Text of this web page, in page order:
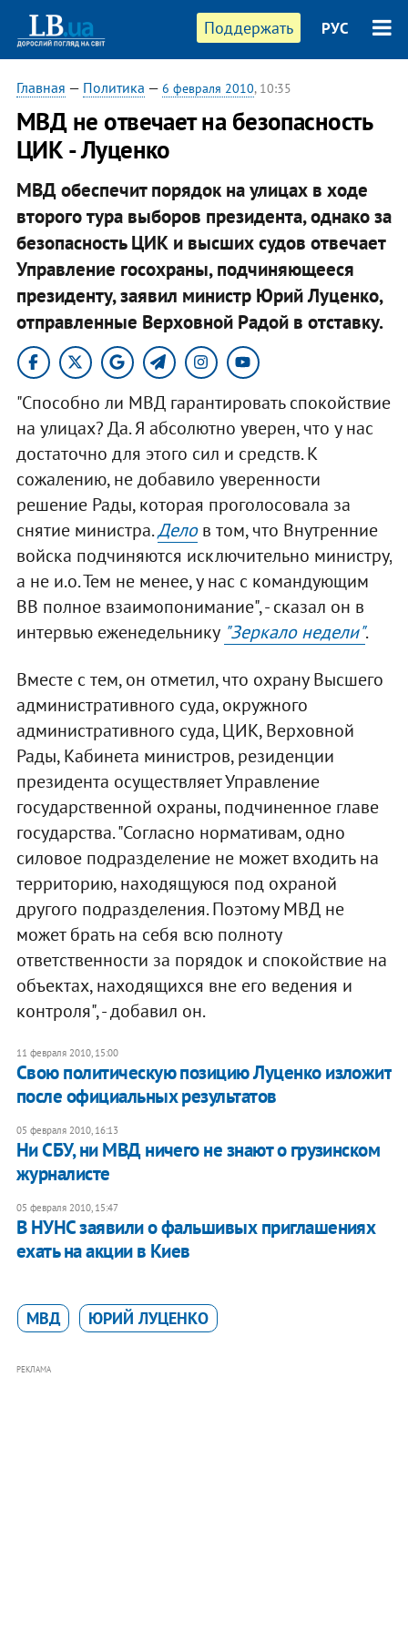
Поддержать РУС
Главная — Политика — 6 февраля 2010, 10:35
МВД не отвечает на безопасность
ЦИК - Луценко
МВД обеспечит порядок на улицах в ходе
второго тура выборов президента, однако за
безопасность ЦИК и высших судов отвечает
Управление госохраны, подчиняющееся
президенту, заявил министр Юрий Луценко,
отправленные Верховной Радой в отставку.
"Способно ли МВД гарантировать спокойствие
на улицах? Да. Я абсолютно уверен, что у нас
достаточно для этого сил и средств. К
сожалению, не добавило уверенности
решение Рады, которая проголосовала за
снятие министра.Делов том, что Внутренние
войска подчиняются исключительно министру,
а не и.о. Тем не менее, у нас с командующим
ВВ полное взаимопонимание", - сказал он в
интервью еженедельнику "Зеркало недели".
Вместе с тем, он отметил, что охрану Высшего
административного суда, окружного
административного суда, ЦИК, Верховной
Рады, Кабинета министров, резиденции
президента осуществляет Управление
государственной охраны, подчиненное главе
государства. "Согласно нормативам, одно
силовое подразделение не может входить на
территорию, находящуюся под охраной
другого подразделения. Поэтому МВД не
может брать на себя всю полноту
ответственности за порядок и спокойствие на
объектах, находящихся вне его ведения и
контроля", - добавил он.
11 февраля 2010, 15:00
Свою политическую позицию Луценко изложит
после официальных результатов
05 февраля 2010, 16:13
Ни СБУ, ни МВД ничего не знают о грузинском
журналисте
05 февраля 2010, 15:47
В НУНС заявили о фальшивых приглашениях
ехать на акции в Киев
МВД ЮРИЙ ЛУЦЕНКО
РЕКЛАМА